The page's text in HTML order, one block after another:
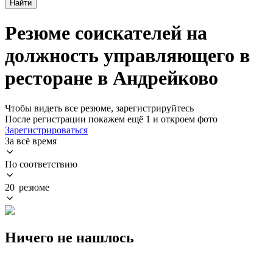
Найти
Резюме соискателей на
должность управляющего в
ресторане в Андрейково
Чтобы видеть все резюме, зарегистрируйтесь
После регистрации покажем ещё 1 и откроем фото
Зарегистрироваться
За всё время
По соответствию
20 резюме
Ничего не нашлось